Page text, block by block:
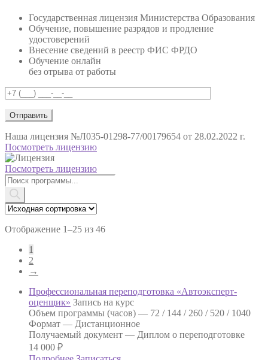
Государственная лицензия Министерства Образования
Обучение, повышение разрядов и продление
удостоверений
Внесение сведений в реестр ФИС ФРДО
Обучение онлайн
без отрыва от работы
Наша лицензия №Л035-01298-77/00179654 от 28.02.2022 г.
Посмотреть лицензию
Посмотреть лицензию
Поиск
товаров
Отображение 1–25 из 46
1
2
→
Профессиональная переподготовка «Автоэксперт-
оценщик» Запись на курс
Объем программы (часов) — 72 / 144 / 260 / 520 / 1040
Формат — Дистанционное
Получаемый документ — Диплом о переподготовке
14 000 ₽